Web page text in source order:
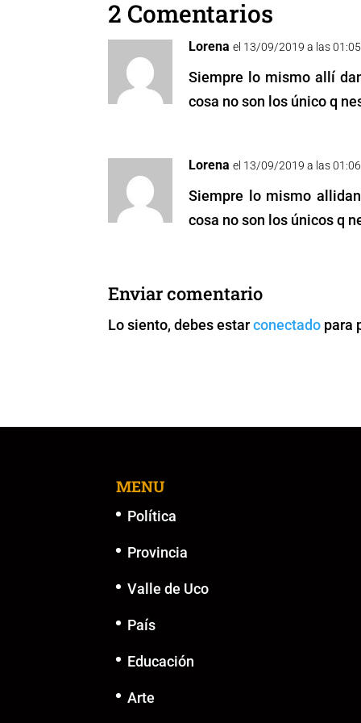
b
o
o
k
A
p
p
Li
n
k
g
er
2 Comentarios
Lorena el 13/09/2019 a las 01:05
Siempre lo mismo allí
cosa no son los único q
Lorena el 13/09/2019 a las 01:06
Siempre lo mismo
cosa no son los únicos q
Enviar comentario
Lo siento, debes estarconectado para
MENU
Política
Provincia
Valle de Uco
País
Educación
Arte